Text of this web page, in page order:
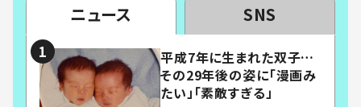
ニュース SNS
平成7年に生まれた双子…
その29年後の姿に「漫画み
たい」「素敵すぎる」